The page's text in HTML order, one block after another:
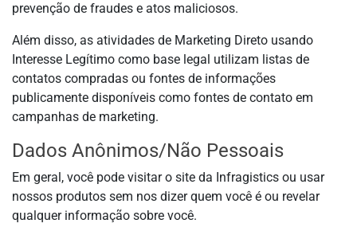
prevenção de fraudes e atos maliciosos.
Além disso, as atividades de Marketing Direto usando
Interesse Legítimo como base legal utilizam listas de
contatos compradas ou fontes de informações
publicamente disponíveis como fontes de contato em
campanhas de marketing.
Dados Anônimos/Não Pessoais
Em geral, você pode visitar o site da Infragistics ou usar
nossos produtos sem nos dizer quem você é ou revelar
qualquer informação sobre você.